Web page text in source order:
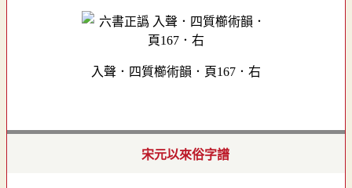
入聲．四質櫛術韻．頁167．右
宋元以來俗字譜